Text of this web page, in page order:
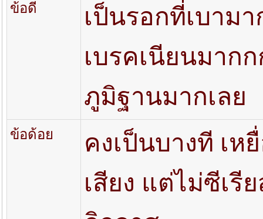
ข้อดี
เป็นรอกที่เบาม
เบรคเนียนมาก
ภูมิฐานมากเลย
ข้อด้อย
คงเป็นบางที เห
เสียง แต่ไม่ซีเรี